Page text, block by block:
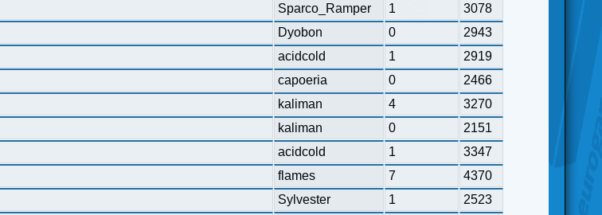
Sparco_Ramper 1
3078
Dyobon 0
2943
acidcold 1
2919
capoeria 0
2466
kaliman 4
3270
kaliman 0
2151
acidcold 1
3347
flames 7
4370
Sylvester 1
2523